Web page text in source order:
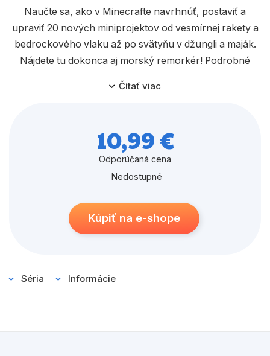
Všetky kategórie
Naučte sa, ako v Minecrafte navrhnúť, postaviť a
upraviť 20 nových miniprojektov od vesmírnej rakety a
bedrockového vlaku až po svätyňu v džungli a maják.
Nájdete tu dokonca aj morský remorkér! Podrobné
naučia nové triky, a zároveň preskúšajú vaše zručnosti
Čítať viac
10,99 €
Odporúčaná cena
Nedostupné
Kúpiť na e-shope
Séria Informácie